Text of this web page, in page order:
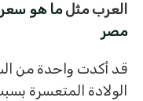
العرب مثلما هو سعر
مصر
قد أكدت واحدة من
الولادة المتعسرة